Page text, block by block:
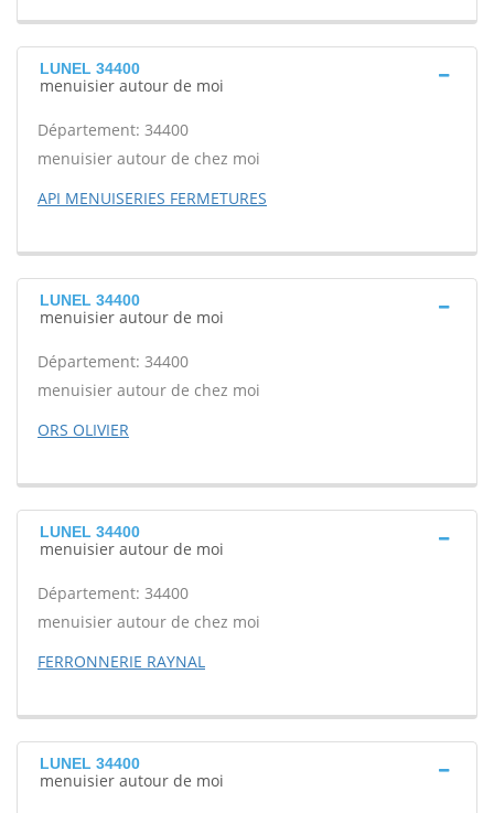
LUNEL 34400
menuisier autour de moi
Département: 34400
menuisier autour de chez moi
API MENUISERIES FERMETURES
LUNEL 34400
menuisier autour de moi
Département: 34400
menuisier autour de chez moi
ORS OLIVIER
LUNEL 34400
menuisier autour de moi
Département: 34400
menuisier autour de chez moi
FERRONNERIE RAYNAL
LUNEL 34400
menuisier autour de moi